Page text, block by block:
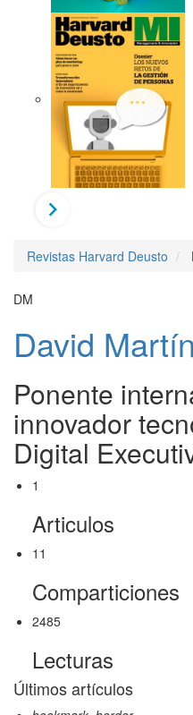
Revistas Harvard Deusto
DM
David
Ponente
innovador
Digital
1
Articulos
11
Comparticiones
2485
Lecturas
Últimos artículos